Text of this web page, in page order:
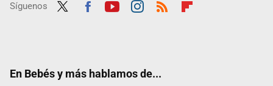
Síguenos
En Bebés y más hablamos de...